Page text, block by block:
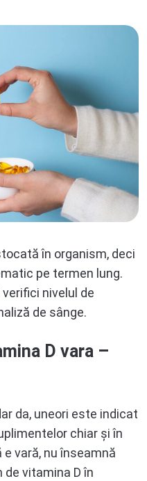
în organism, deci
pe termen lung.
nivelul de
de sânge.
D vara –
da, uneori este indicat
chiar și în
vară, nu înseamnă
vitamina D în